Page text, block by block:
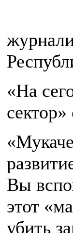
«На
Вы
этот
убить